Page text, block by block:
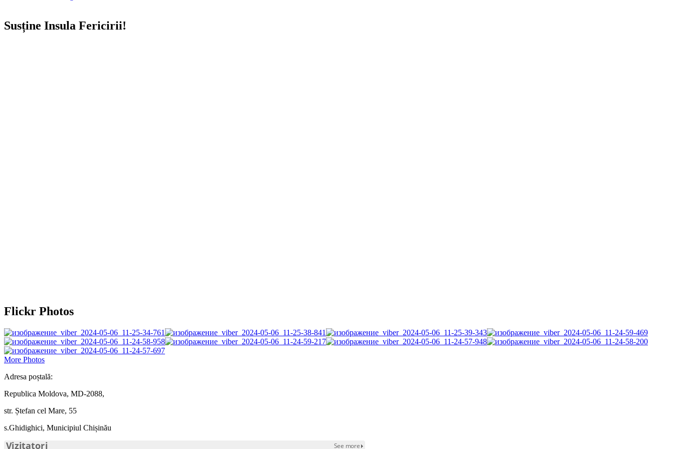
Susține Insula Fericirii!
Flickr Photos
More Photos
Adresa poștală:
Republica Moldova, MD-2088,
str. Ștefan cel Mare, 55
s.Ghidighici, Municipiul Chișinău